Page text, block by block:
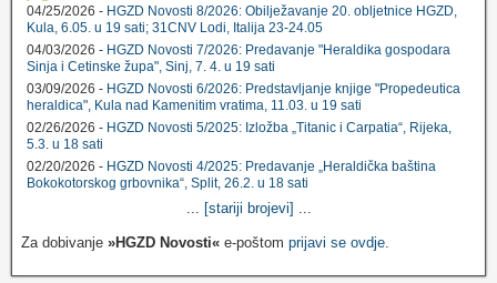
04/25/2026 - HGZD Novosti 8/2026: Obilježavanje 20. obljetnice HGZD,
Kula, 6.05. u 19 sati; 31CNV Lodi, Italija 23-24.05
04/03/2026 - HGZD Novosti 7/2026: Predavanje "Heraldika gospodara
Sinja i Cetinske župa", Sinj, 7. 4. u 19 sati
03/09/2026 - HGZD Novosti 6/2026: Predstavljanje knjige "Propedeutica
heraldica", Kula nad Kamenitim vratima, 11.03. u 19 sati
02/26/2026 - HGZD Novosti 5/2025: Izložba „Titanic i Carpatia“, Rijeka,
5.3. u 18 sati
02/20/2026 - HGZD Novosti 4/2025: Predavanje „Heraldička baština
Bokokotorskog grbovnika“, Split, 26.2. u 18 sati
... [stariji brojevi] ...
Za dobivanje »HGZD Novosti« e-poštom prijavi se ovdje.